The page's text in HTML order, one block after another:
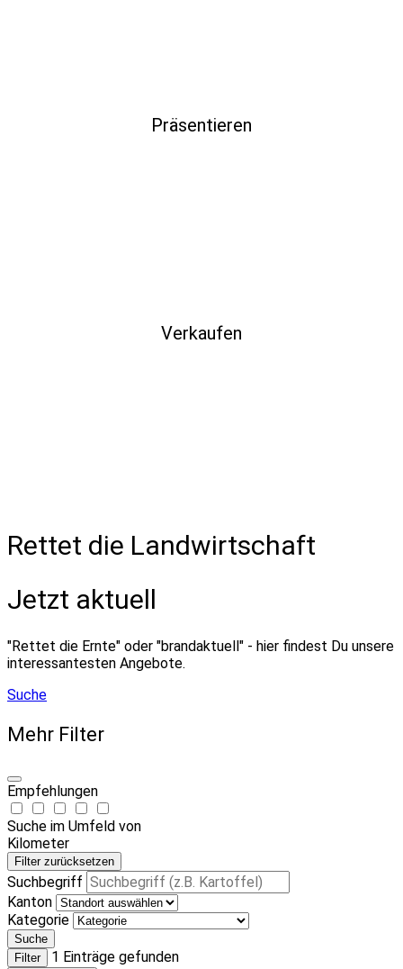
Präsentieren
Verkaufen
Rettet die Landwirtschaft
Jetzt aktuell
"Rettet die Ernte" oder "brandaktuell" - hier findest Du unsere
interessantesten Angebote.
Suche
Mehr Filter
Empfehlungen
Suche im Umfeld von
Kilometer
Filter zurücksetzen
Suchbegriff
Kanton
Kategorie
Suche
Filter
1 Einträge gefunden